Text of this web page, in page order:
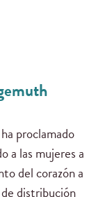
proclamado
a las mujeres a
del corazón a
distribución